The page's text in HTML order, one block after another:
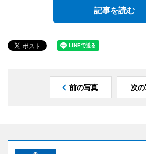
記事を読む
前の写真 次